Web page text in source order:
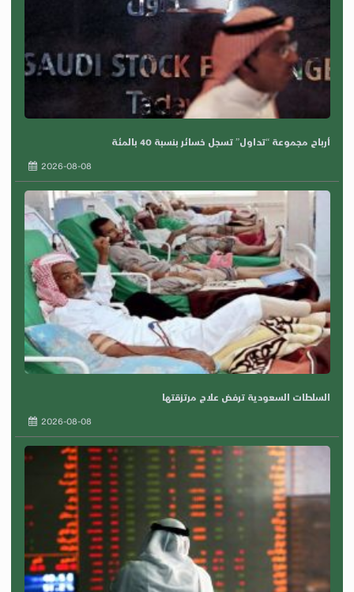
أرباح مجموعة “تداول” تسجل خسائر بنسبة 40 بالمئة
2026-08-08
السلطات السعودية ترفض علاج مرتزقتها
2026-08-08